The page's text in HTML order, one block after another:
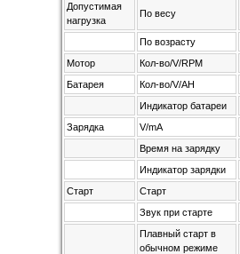
Допустимая
нагрузка
По весу
По возрасту
Мотор
Кол-во/V/RPM
Батарея
Кол-во/V/AH
Индикатор батареи
Зарядка
V/mA
Время на зарядку
Индикатор зарядки
Старт
Старт
Звук при старте
Плавный старт в
обычном режиме